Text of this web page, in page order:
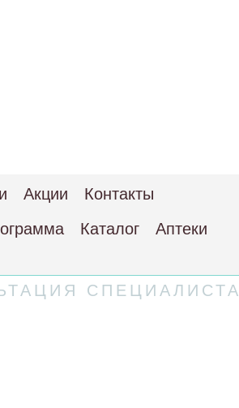
Акции
Контакты
Каталог Аптеки
СПЕЦИАЛИСТА